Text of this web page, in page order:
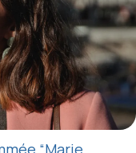
“Marie